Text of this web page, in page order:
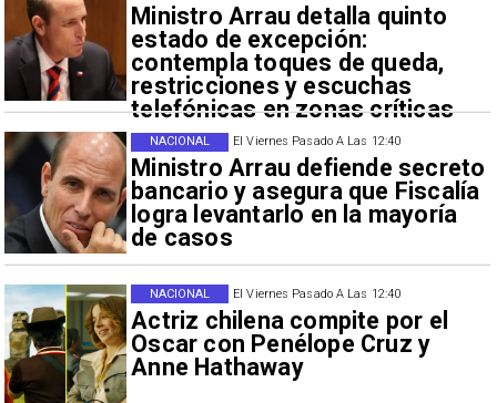
Ministro Arrau detalla quinto
estado de excepción:
contempla toques de queda,
restricciones y escuchas
telefónicas en zonas críticas
El Viernes Pasado A Las 12:40
Ministro Arrau defiende secreto
bancario y asegura que Fiscalía
logra levantarlo en la mayoría
de casos
NACIONAL
El Viernes Pasado A Las 12:40
Actriz chilena compite por el
Oscar con Penélope Cruz y
Anne Hathaway
NACIONAL